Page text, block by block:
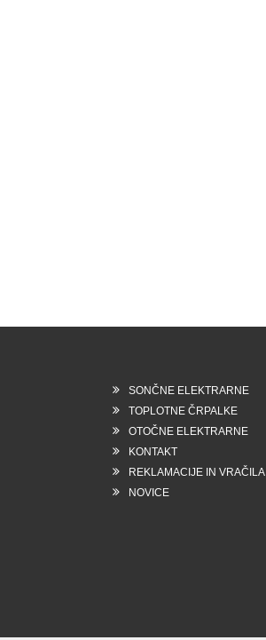
SONČNE ELEKTRARNE
TOPLOTNE ČRPALKE
OTOČNE ELEKTRARNE
KONTAKT
REKLAMACIJE IN VRAČILA
NOVICE